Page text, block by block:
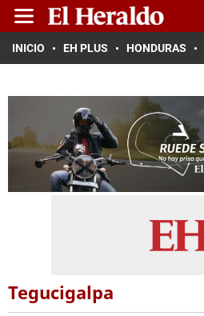
INICIO EH PLUS HONDURAS
Tegucigalpa